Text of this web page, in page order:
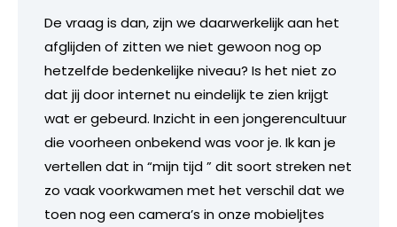
De vraag is dan, zijn we daarwerkelijk aan het
afglijden of zitten we niet gewoon nog op
hetzelfde bedenkelijke niveau? Is het niet zo
dat jij door internet nu eindelijk te zien krijgt
wat er gebeurd. Inzicht in een jongerencultuur
die voorheen onbekend was voor je. Ik kan je
vertellen dat in “mijn tijd ” dit soort streken net
zo vaak voorkwamen met het verschil dat we
toen nog een camera’s in onze mobieljtes